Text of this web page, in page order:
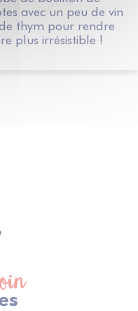
avec un peu de vin
thym pour rendre
plus irrésistible !